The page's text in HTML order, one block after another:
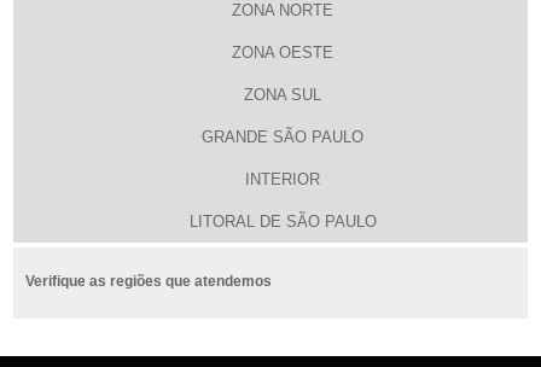
ZONA NORTE
ZONA OESTE
ZONA SUL
GRANDE SÃO PAULO
INTERIOR
LITORAL DE SÃO PAULO
Verifique as regiões que atendemos